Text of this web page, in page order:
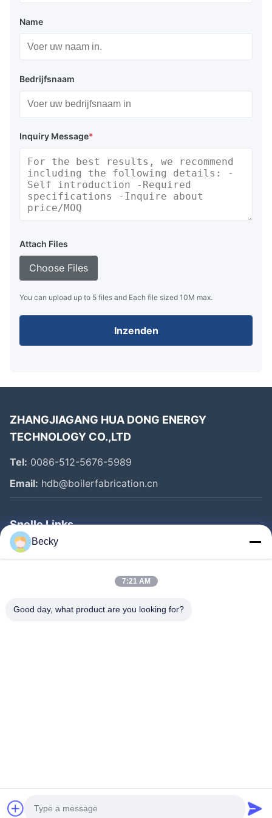
Name
Bedrijfsnaam
Inquiry Message*
Attach Files
Choose Files
You can upload up to 5 files and Each file sized 10M max.
Inzenden
ZHANGJIAGANG HUA DONG ENERGY
TECHNOLOGY CO.,LTD
Tel: 0086-512-5676-5989
Email: hdb@boilerfabrication.cn
Snelle Links
Huis
Fabrieksreis
©2020- ZHANGJIAGANG HUA DONG ENERGY TECHNOLOGY CO.,LTD.
Alle rechten voorbehouden
Becky
7:21 AM
Good day, what product are you looking for?